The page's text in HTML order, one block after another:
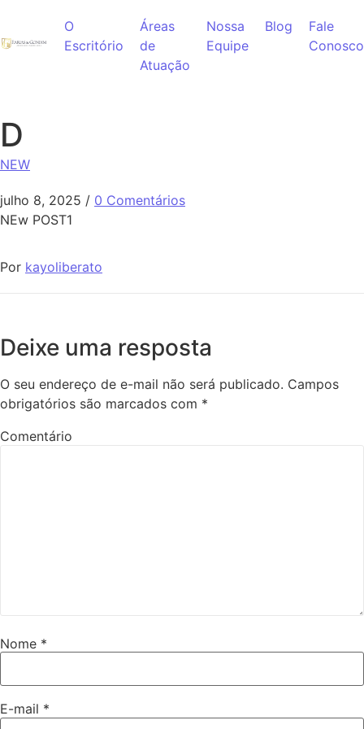
O
Escritório
Áreas
de
Atuação
Nossa
Equipe
Blog
Fale
Conosco
D
NEW
julho 8, 2025 / 0 Comentários
NEw POST1
Por kayoliberato
Deixe uma resposta
O seu endereço de e-mail não será publicado. Campos
obrigatórios são marcados com *
Comentário
Nome *
E-mail *